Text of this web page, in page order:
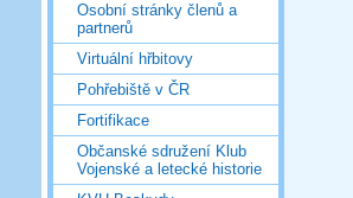
Osobní stránky členů a
partnerů
Virtuální hřbitovy
Pohřebiště v ČR
Fortifikace
Občanské sdružení Klub
Vojenské a letecké historie